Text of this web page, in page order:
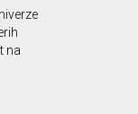
na